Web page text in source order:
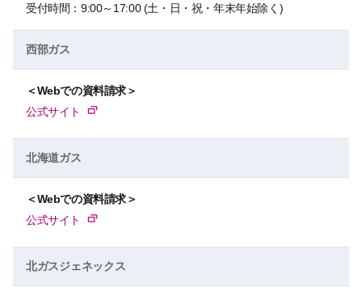
受付時間：9:00～17:00 (土・日・祝・年末年始除く)
西部ガス
＜Webでの資料請求＞
公式サイト
北海道ガス
＜Webでの資料請求＞
公式サイト
北ガスジェネックス